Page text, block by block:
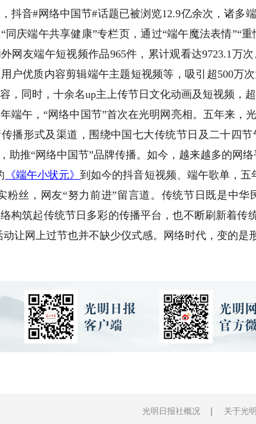
音#网络中国节#话题已被浏览12.9亿余次，诸多
同庆端午共享健康”专栏页，通过“端午魔法表情”“
网友端午短视频作品965件，累计观看达9723.1万
户优质内容剪辑端午主题短视频等，吸引超500万
，同时，十余名up主上传节日文化动画及短视频，超
午，“网络中国节”首次在光明网亮相。五年来，
播形式及渠道，围绕中国七大传统节日及二十四
助推“网络中国节”品牌传播。如今，越来越多的网
《端午小状元》到如今的抖音短视频、端午歌单，五
粉丝，网友“努力前进”留言道。传统节日既是中
构筑起传统节日多彩的传播平台，也不断刷新着传
动让网上过节也并不缺少仪式感。网络时代，变的是
光明日报社概况 关于光